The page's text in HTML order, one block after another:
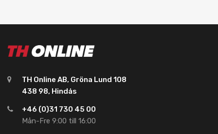
TH Online AB, Gröna Lund 108
438 98, Hindås
+46 (0)31 730 45 00
Mån-Fre 9:00 till 16:00